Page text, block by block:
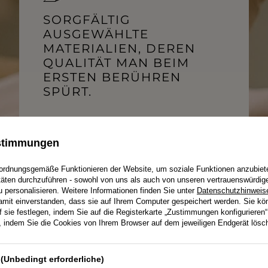
MAXI
OHNE TRÄGER
MIT TRÄGERN
SORGFÄLTIG
AUSGEWÄHLTE
MATERIALIEN, DEREN
QUALITÄT MAN BEIM
ERSTEN BERÜHREN
SPÜRT.
Wir wählen Stoffe mit Blick auf Komfort
Aussehen, sondern darum, wie sich das
Produkt in Bewegung anfühlt und wie
lange es Sie begleitet.
ERFAHREN SIE, WIE EIN KLEID ENTSTEHT
Funktionieren der Website, um soziale Funktionen
durchzuführen - sowohl von uns als auch von unseren
personalisieren. Weitere Informationen finden Sie unter
einverstanden, dass sie auf Ihrem Computer gespeichert werden. Sie
sie festlegen, indem Sie auf die Registerkarte „Zustimmungen
Sie die Cookies von Ihrem Browser auf dem jeweiligen Endgerät
erforderliche)